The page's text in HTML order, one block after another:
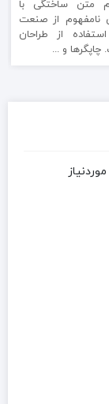
متن ساختگی با
نامفهوم از صنعت
از طراحان
و ...